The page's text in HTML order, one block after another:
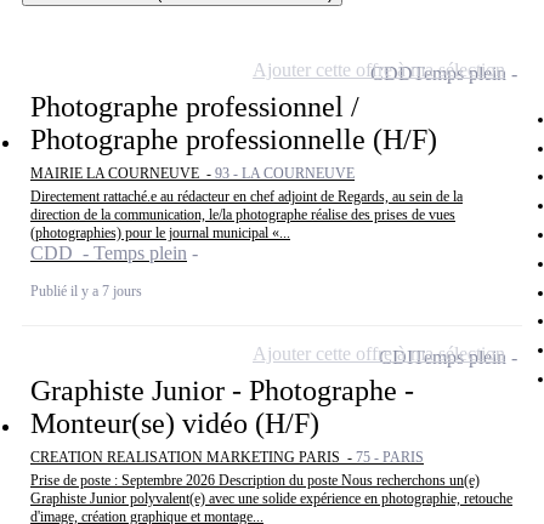
Photographe professionnel /
Photographe professionnelle (H/F)
MAIRIE LA COURNEUVE - 93 - LA COURNEUVE
Directement rattaché.e au rédacteur en chef adjoint de Regards, au sein de la
direction de la communication, le/la photographe réalise des prises de vues
(photographies) pour le journal municipal «...
CDD - Temps plein
Publié il y a 7 jours
CDDTemps plein
Ajouter cette offre à ma sélection
Graphiste Junior - Photographe -
Monteur(se) vidéo (H/F)
CREATION REALISATION MARKETING PARIS - 75 - PARIS
Prise de poste : Septembre 2026 Description du poste Nous recherchons un(e)
Graphiste Junior polyvalent(e) avec une solide expérience en photographie, retouche
d'image, création graphique et montage...
CDITemps plein
Ajouter cette offre à ma sélection